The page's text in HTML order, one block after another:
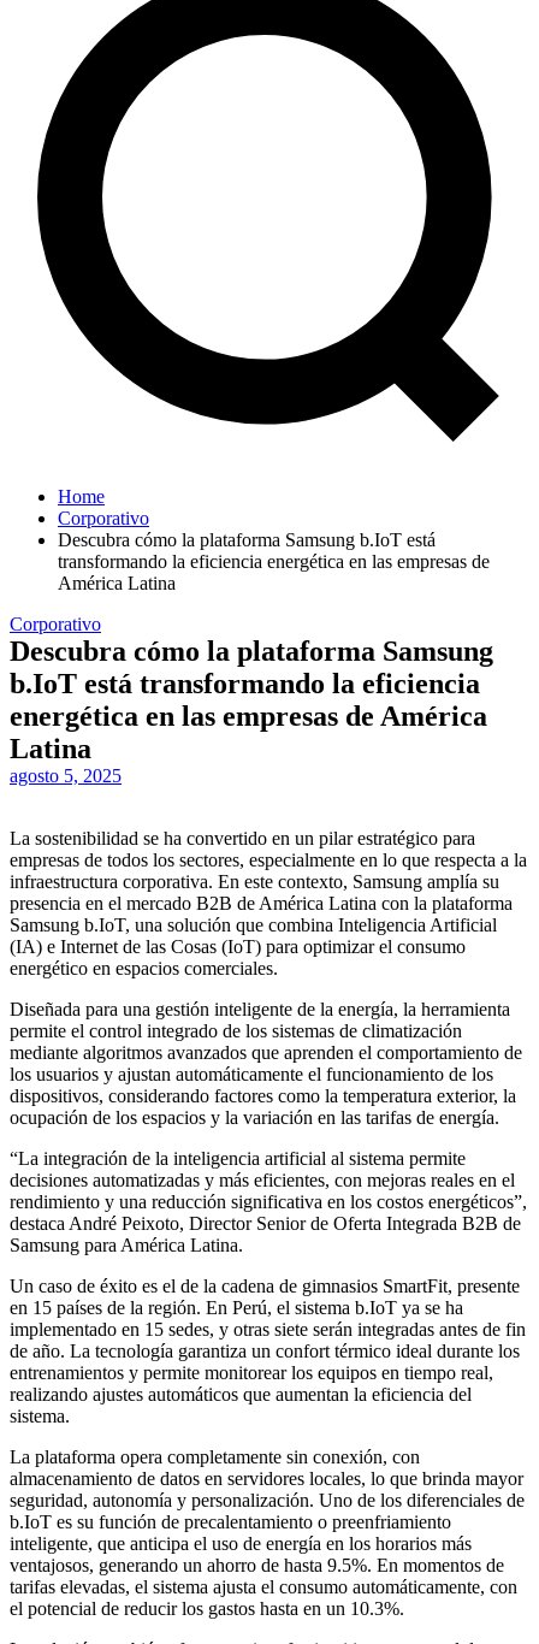
Home
Corporativo
Descubra cómo la plataforma Samsung b.IoT está
transformando la eficiencia energética en las empresas de
América Latina
Corporativo
Descubra cómo la plataforma Samsung
b.IoT está transformando la eficiencia
energética en las empresas de América
Latina
agosto 5, 2025
La sostenibilidad se ha convertido en un pilar estratégico para
empresas de todos los sectores, especialmente en lo que respecta a la
infraestructura corporativa. En este contexto, Samsung amplía su
presencia en el mercado B2B de América Latina con la plataforma
Samsung b.IoT, una solución que combina Inteligencia Artificial
(IA) e Internet de las Cosas (IoT) para optimizar el consumo
energético en espacios comerciales.
Diseñada para una gestión inteligente de la energía, la herramienta
permite el control integrado de los sistemas de climatización
mediante algoritmos avanzados que aprenden el comportamiento de
los usuarios y ajustan automáticamente el funcionamiento de los
dispositivos, considerando factores como la temperatura exterior, la
ocupación de los espacios y la variación en las tarifas de energía.
“La integración de la inteligencia artificial al sistema permite
decisiones automatizadas y más eficientes, con mejoras reales en el
rendimiento y una reducción significativa en los costos energéticos”,
destaca André Peixoto, Director Senior de Oferta Integrada B2B de
Samsung para América Latina.
Un caso de éxito es el de la cadena de gimnasios SmartFit, presente
en 15 países de la región. En Perú, el sistema b.IoT ya se ha
implementado en 15 sedes, y otras siete serán integradas antes de fin
de año. La tecnología garantiza un confort térmico ideal durante los
entrenamientos y permite monitorear los equipos en tiempo real,
realizando ajustes automáticos que aumentan la eficiencia del
sistema.
La plataforma opera completamente sin conexión, con
almacenamiento de datos en servidores locales, lo que brinda mayor
seguridad, autonomía y personalización. Uno de los diferenciales de
b.IoT es su función de precalentamiento o preenfriamiento
inteligente, que anticipa el uso de energía en los horarios más
ventajosos, generando un ahorro de hasta 9.5%. En momentos de
tarifas elevadas, el sistema ajusta el consumo automáticamente, con
el potencial de reducir los gastos hasta en un 10.3%.